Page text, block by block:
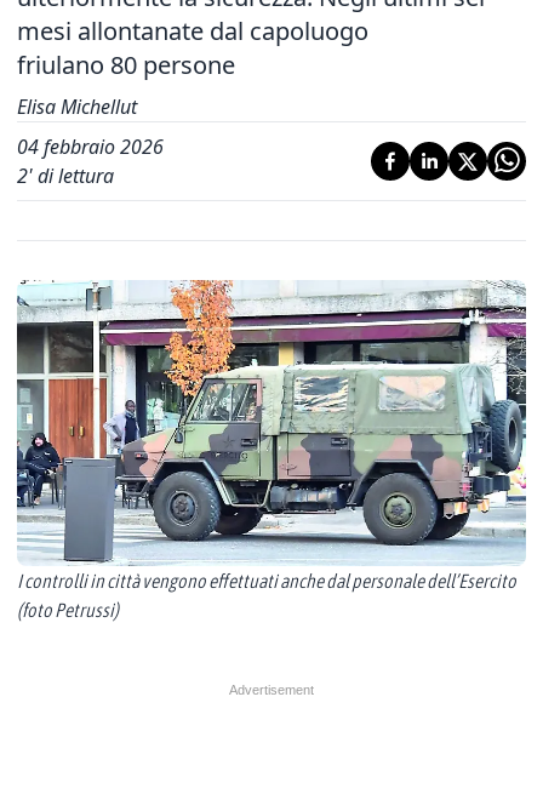
mesi allontanate dal capoluogo
friulano 80 persone
Elisa Michellut
04 febbraio 2026
2' di lettura
I controlli in città vengono effettuati anche dal personale dell’Esercito
(foto Petrussi)